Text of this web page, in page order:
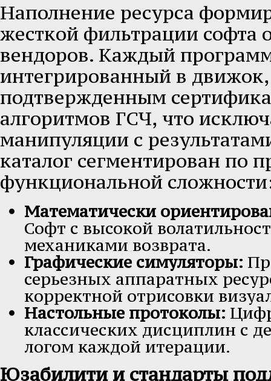
Наполнение ресурса
жесткой фильтрации софта
вендоров. Каждый
интегрированный в движок,
подтвержденным
алгоритмов ГСЧ, что
манипуляции с
каталог сегментирован по
функциональной
Математически
Софт с высокой
механиками возврата.
Графические симуляторы:
серьезных аппаратных
корректной отрисовки
Настольные протоколы:
классических дисциплин с
логом каждой итерации.
Юзабилити и стандарты